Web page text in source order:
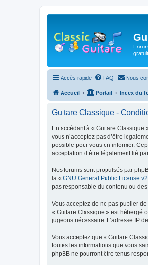
Accès rapide FAQ Nous
Accueil Portail Index du
Guitare Classique -
En accédant à « Guitare Classique
vous n’acceptez pas d’être
possible pour vous en informer.
acceptation d’être légalement lié
Nos forums sont propulsés par
la « GNU General Public License v2
pas responsable du contenu ou
Vous acceptez de ne pas publier
« Guitare Classique » est hébergé
jugeons nécessaire. L’adresse IP
Vous acceptez que « Guitare
toutes les informations que vous
phpBB ne pourront être tenus